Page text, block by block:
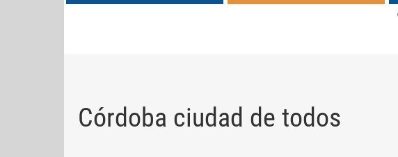
Córdoba ciudad de todos